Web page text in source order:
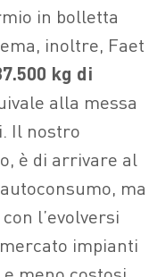
in bolletta
inoltre, Faet
kg di
alla messa
Il nostro
è di arrivare al
ma
l’evolversi
impianti